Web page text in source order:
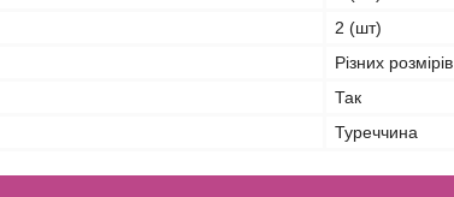
2 (шт)
Різних розмірів
Так
Туреччина